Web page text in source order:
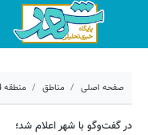
صفحه اصلی مناطق منطقه 14
۱۵ شهریور ۱۴۰۱ - ۱۱:۳۸
در گفت‌وگو با شهر اعلام شد؛